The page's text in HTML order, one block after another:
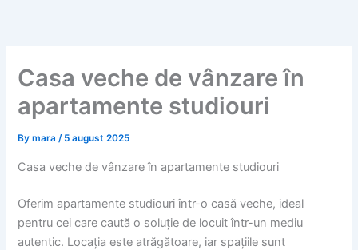
Casa veche de vânzare în
apartamente studiouri
Bymara/ 5 august 2025
Casa veche de vânzare în apartamente studiouri
Oferim apartamente studiouri într-o casă veche, ideal
pentru cei care caută o soluție de locuit într-un mediu
autentic. Locația este atrăgătoare, iar spațiile sunt